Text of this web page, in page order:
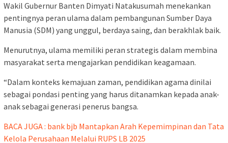
Wakil Gubernur Banten Dimyati Natakusumah menekankan
pentingnya peran ulama dalam pembangunan Sumber Daya
Manusia (SDM) yang unggul, berdaya saing, dan berakhlak baik.
Menurutnya, ulama memiliki peran strategis dalam membina
masyarakat serta mengajarkan pendidikan keagamaan.
“Dalam konteks kemajuan zaman, pendidikan agama dinilai
sebagai pondasi penting yang harus ditanamkan kepada anak-
anak sebagai generasi penerus bangsa.
BACA JUGA : bank bjb Mantapkan Arah Kepemimpinan dan Tata
Kelola Perusahaan Melalui RUPS LB 2025